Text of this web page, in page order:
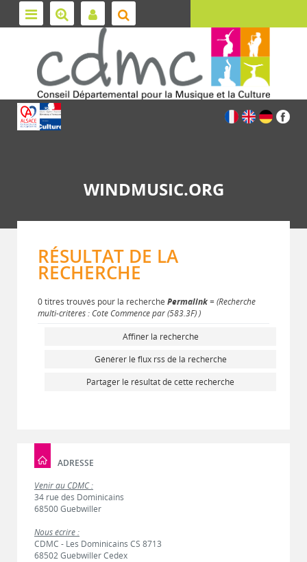
WINDMUSIC.ORG
RÉSULTAT DE LA
RECHERCHE
0 titres trouvés pour la recherche Permalink= (Recherche
multi-critères : Cote Commence par (583.3F) )
Affiner la recherche
Générer le flux rss de la recherche
Partager le résultat de cette recherche
ADRESSE
Venir au CDMC :
34 rue des Dominicains
68500 Guebwiller
Nous écrire :
CDMC - Les Dominicains CS 8713
68502 Guebwiller Cedex